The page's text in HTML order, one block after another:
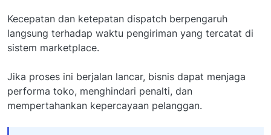
Kecepatan dan ketepatan dispatch berpengaruh
langsung terhadap waktu pengiriman yang tercatat di
sistem marketplace.
Jika proses ini berjalan lancar, bisnis dapat menjaga
performa toko, menghindari penalti, dan
mempertahankan kepercayaan pelanggan.